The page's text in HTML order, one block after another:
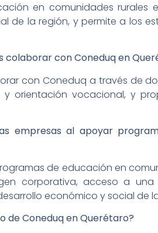
en comunidades rurales
de la región, y permite a los
colaborar con Coneduq en
con Coneduq a través de
orientación vocacional, y
empresas al apoyar
de educación en
corporativa, acceso a
económico y social de
de Coneduq en Querétaro?